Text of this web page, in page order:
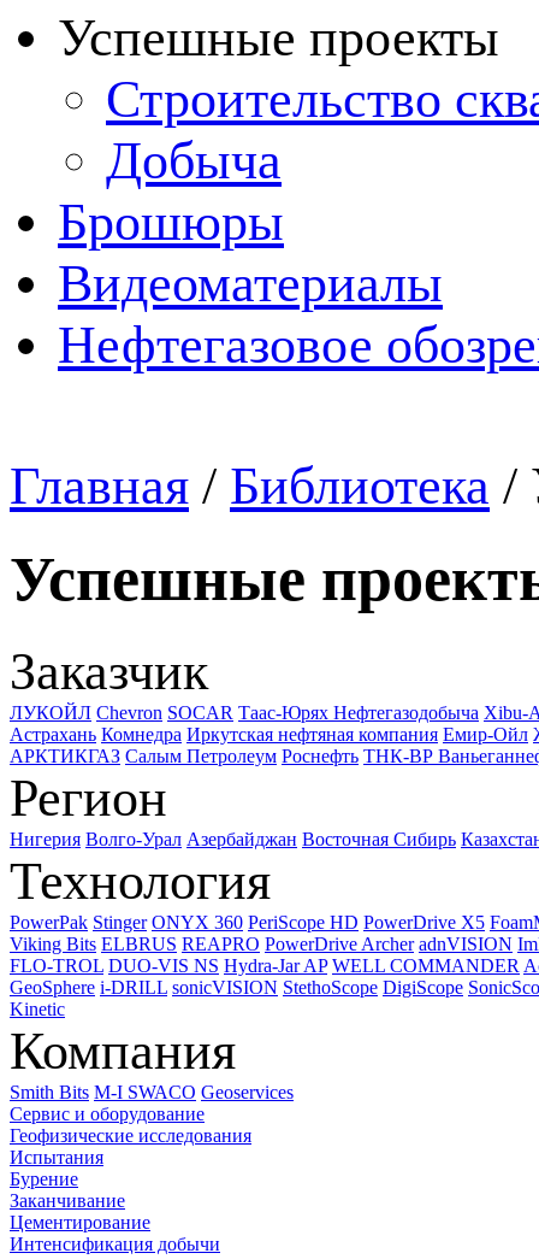
Успешные проекты
Строительство
Добыча
Брошюры
Видеоматериалы
Нефтегазовое
Главная / Библиотека /
Успешные
Заказчик
ЛУКОЙЛ Chevron SOCAR Таас-Юрях Нефтегазодобыча Xibu-
Астрахань Комнедра Иркутская нефтяная компания Емир-Ойл
АРКТИКГАЗ Салым Петролеум Роснефть ТНК-ВР
Регион
Нигерия Волго-Урал Азербайджан Восточная Сибирь
Технология
PowerPak Stinger ONYX 360 PeriScope HD PowerDrive X5
Viking Bits ELBRUS REAPRO PowerDrive Archer adnVISION
FLO-TROL DUO-VIS NS Hydra-Jar AP WELL COMMANDER
GeoSphere i-DRILL sonicVISION StethoScope DigiScope
Kinetic
Компания
Smith Bits M-I SWACO Geoservices
Сервис и оборудование
Геофизические исследования
Испытания
Бурение
Заканчивание
Цементирование
Интенсификация добычи